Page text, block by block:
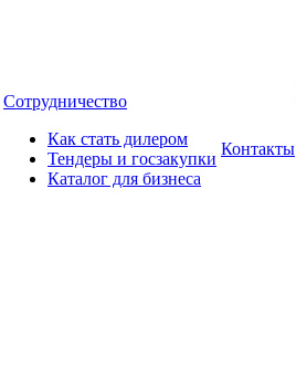
Сотрудничество
Как стать дилером
Тендеры и госзакупки
Каталог для бизнеса
Контакты